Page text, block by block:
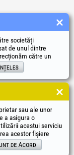
®, EPTO®, EPTO Plus
General Trading SRL.
rezervate. CUI: 6615609,
societăți
de unul dintre
către un
sau ale unor
a asigura o
acestui serviciu
acestor fișiere
de Acord